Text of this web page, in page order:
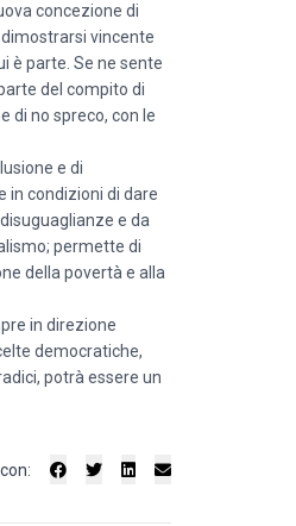
concezione di
vincente
è parte. Se ne sente
del compito di
di no spreco, con le
e di
in condizioni di dare
e da
permette di
della povertà e alla
in direzione
democratiche,
potrà essere un